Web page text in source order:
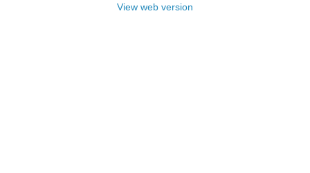
View web version